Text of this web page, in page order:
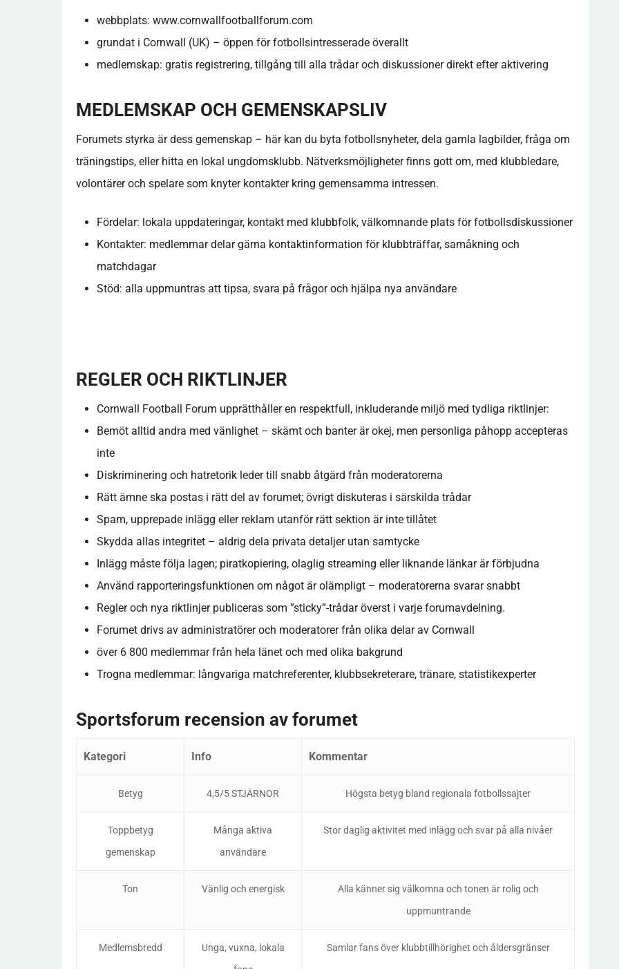
webbplats: www.cornwallfootballforum.com
grundat i Cornwall (UK) – öppen för fotbollsintresserade överallt
medlemskap: gratis registrering, tillgång till alla trådar och diskussioner direkt efter aktivering
MEDLEMSKAP OCH GEMENSKAPSLIV
Forumets styrka är dess gemenskap – här kan du byta fotbollsnyheter, dela gamla lagbilder, fråga om
träningstips, eller hitta en lokal ungdomsklubb. Nätverksmöjligheter finns gott om, med klubbledare,
volontärer och spelare som knyter kontakter kring gemensamma intressen.
Fördelar: lokala uppdateringar, kontakt med klubbfolk, välkomnande plats för fotbollsdiskussioner
Kontakter: medlemmar delar gärna kontaktinformation för klubbträffar, samåkning och
matchdagar
Stöd: alla uppmuntras att tipsa, svara på frågor och hjälpa nya användare
REGLER OCH RIKTLINJER
Cornwall Football Forum upprätthåller en respektfull, inkluderande miljö med tydliga riktlinjer:
Bemöt alltid andra med vänlighet – skämt och banter är okej, men personliga påhopp accepteras
inte
Diskriminering och hatretorik leder till snabb åtgärd från moderatorerna
Rätt ämne ska postas i rätt del av forumet; övrigt diskuteras i särskilda trådar
Spam, upprepade inlägg eller reklam utanför rätt sektion är inte tillåtet
Skydda allas integritet – aldrig dela privata detaljer utan samtycke
Inlägg måste följa lagen; piratkopiering, olaglig streaming eller liknande länkar är förbjudna
Använd rapporteringsfunktionen om något är olämpligt – moderatorerna svarar snabbt
Regler och nya riktlinjer publiceras som ”sticky”-trådar överst i varje forumavdelning.
Forumet drivs av administratörer och moderatorer från olika delar av Cornwall
över 6 800 medlemmar från hela länet och med olika bakgrund
Trogna medlemmar: långvariga matchreferenter, klubbsekreterare, tränare, statistikexperter
Sportsforum recension av forumet
Kategori Info Kommentar
Betyg 4,5/5 STJÄRNOR Högsta betyg bland regionala fotbollssajter
Toppbetyg
gemenskap
Många aktiva
användare
Stor daglig aktivitet med inlägg och svar på alla nivåer
Ton Vänlig och energisk
Alla känner sig välkomna och tonen är rolig och
uppmuntrande
Medlemsbredd
Unga, vuxna, lokala
Samlar fans över klubbtillhörighet och åldersgränser